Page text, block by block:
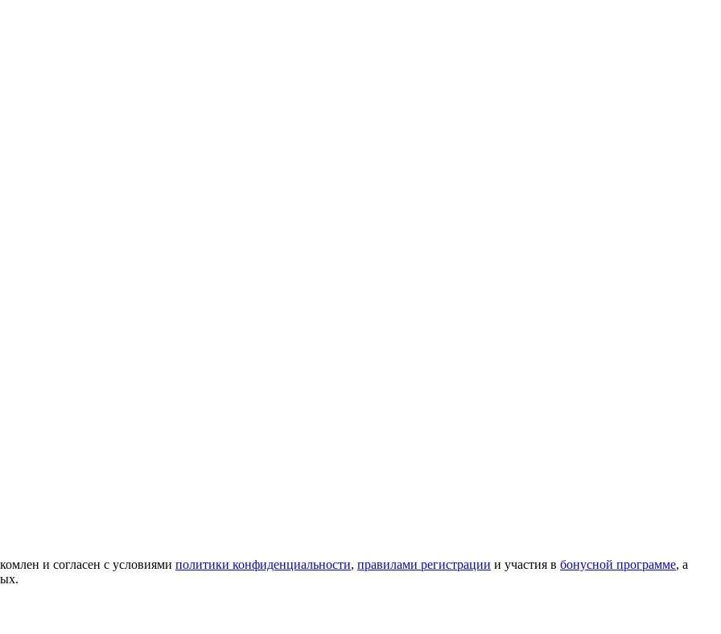
и согласен с условиями политики конфиденциальности, правилами регистрации и участия в бонусной программе, а